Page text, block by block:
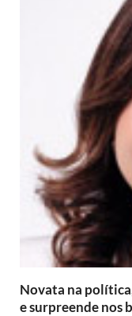
Novata na
e surpreende nos